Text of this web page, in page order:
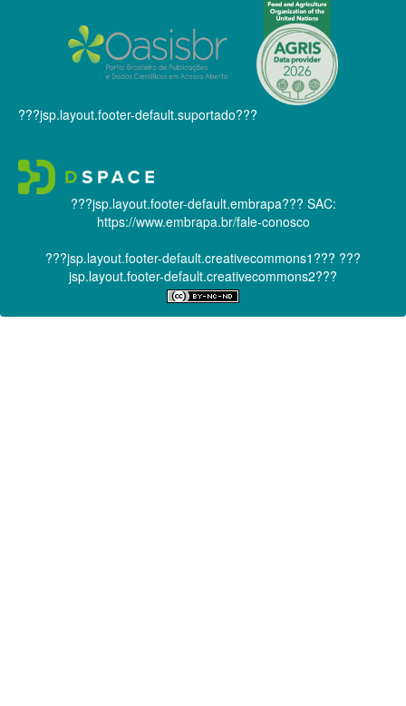
???jsp.layout.footer-default.suportado???
???jsp.layout.footer-default.embrapa??? SAC:
https://www.embrapa.br/fale-conosco
???jsp.layout.footer-default.creativecommons1??? ???
jsp.layout.footer-default.creativecommons2???